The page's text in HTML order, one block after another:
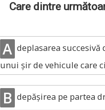
Care dintre
A deplasarea
unui șir de vehicule care
B depășirea pe partea